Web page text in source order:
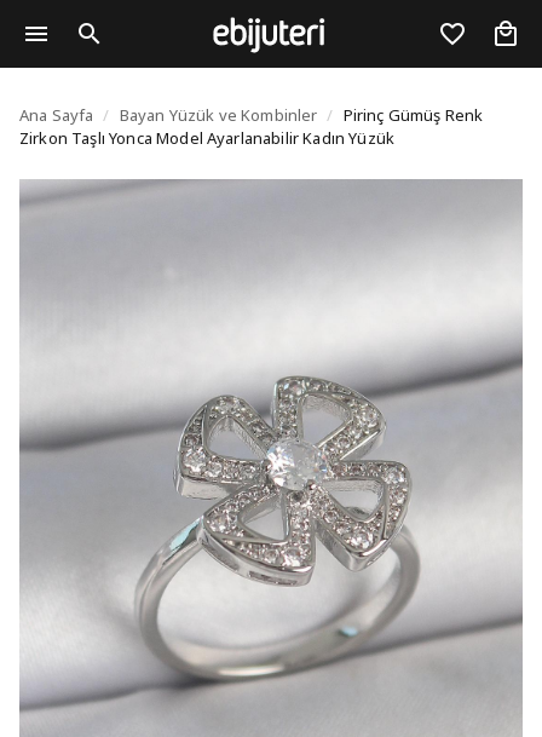
Pirinç Gümüş Renk
Ana Sayfa / Bayan Yüzük ve Kombinler / Pirinç Gümüş Renk
Zirkon Taşlı Yonca Model Ayarlanabilir Kadın Yüzük